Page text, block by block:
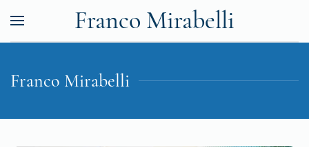
Franco Mirabelli
Franco Mirabelli